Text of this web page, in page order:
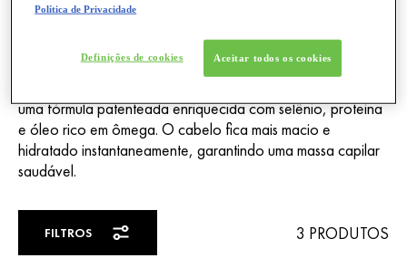
descamação, resultando em caspa e desconforto. Para
acalmar e purificar o couro cabeludo, o shampoo Dercos
uma fórmula patenteada enriquecida com selênio, proteína
e óleo rico em ômega. O cabelo fica mais macio e
hidratado instantaneamente, garantindo uma massa capilar
saudável.
FILTROS 3 PRODUTOS
Política de Privacidade
Definições de cookies Aceitar todos os cookies